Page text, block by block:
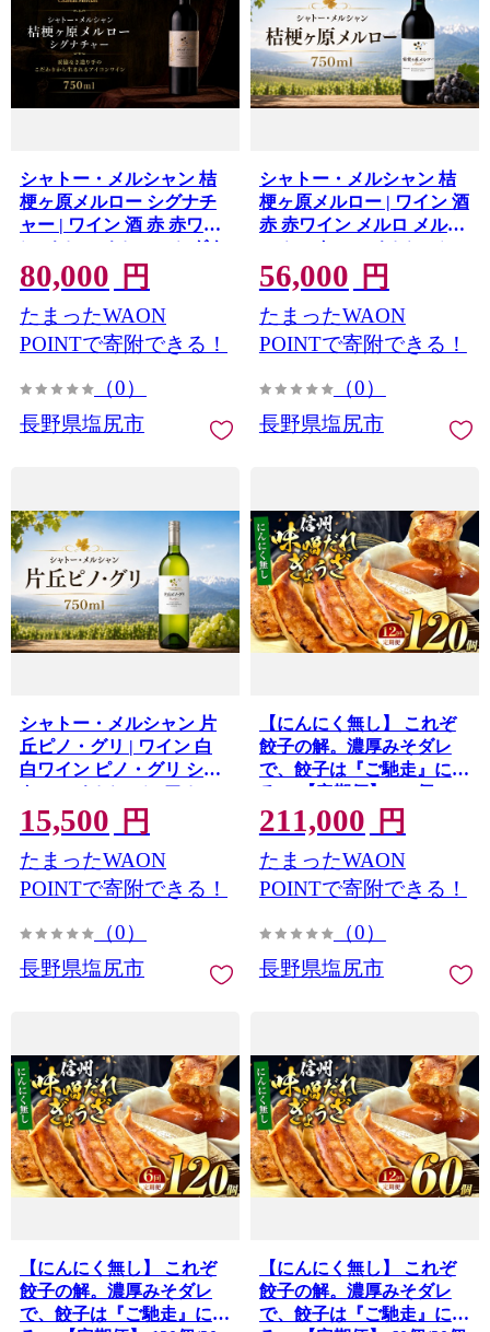
シャトー・メルシャン 桔
梗ヶ原メルロー シグナチ
ャー | ワイン 酒 赤 赤ワイ
ン メルロ メルロー シグナ
チャー シャトー・メルシ
ャン アルコール 長野県 塩
尻市
80,000 円
たまったWAON
POINTで寄附できる！
（0）
長野県塩尻市
シャトー・メルシャン 桔
梗ヶ原メルロー | ワイン 酒
赤 赤ワイン メルロ メルロ
ー シャトー・メルシャン
アルコール 長野県 塩尻市
56,000 円
たまったWAON
POINTで寄附できる！
（0）
長野県塩尻市
シャトー・メルシャン 片
丘ピノ・グリ | ワイン 白
白ワイン ピノ・グリ シャ
トー・メルシャン アルコ
ール お酒 長野県 塩尻市
15,500 円
たまったWAON
POINTで寄附できる！
（0）
長野県塩尻市
【にんにく無し】 これぞ
餃子の解。濃厚みそダレ
で、餃子は『ご馳走』にな
る。 【定期便】 120個(30
個×4pc)×12回｜定期便 餃
子 冷凍餃子 ギョウザ ぎょ
うざ 味噌ダレ みそダレ 秘
伝のタレ 濃厚 中華 にんに
味噌 ジューシー 経木 長野
211,000 円
たまったWAON
POINTで寄附できる！
（0）
長野県塩尻市
【にんにく無し】 これぞ
餃子の解。濃厚みそダレ
で、餃子は『ご馳走』にな
【にんにく無し】 これぞ
餃子の解。濃厚みそダレ
で、餃子は『ご馳走』にな